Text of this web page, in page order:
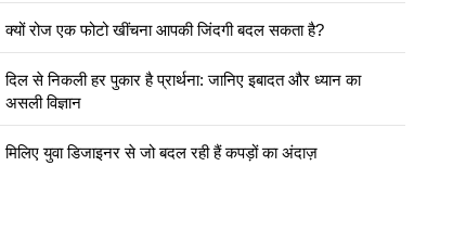
क्यों रोज एक फोटो खींचना आपकी जिंदगी बदल सकता है?
दिल से निकली हर पुकार है प्रार्थना: जानिए इबादत और ध्यान का
असली विज्ञान
मिलिए युवा डिजाइनर से जो बदल रही हैं कपड़ों का अंदाज़